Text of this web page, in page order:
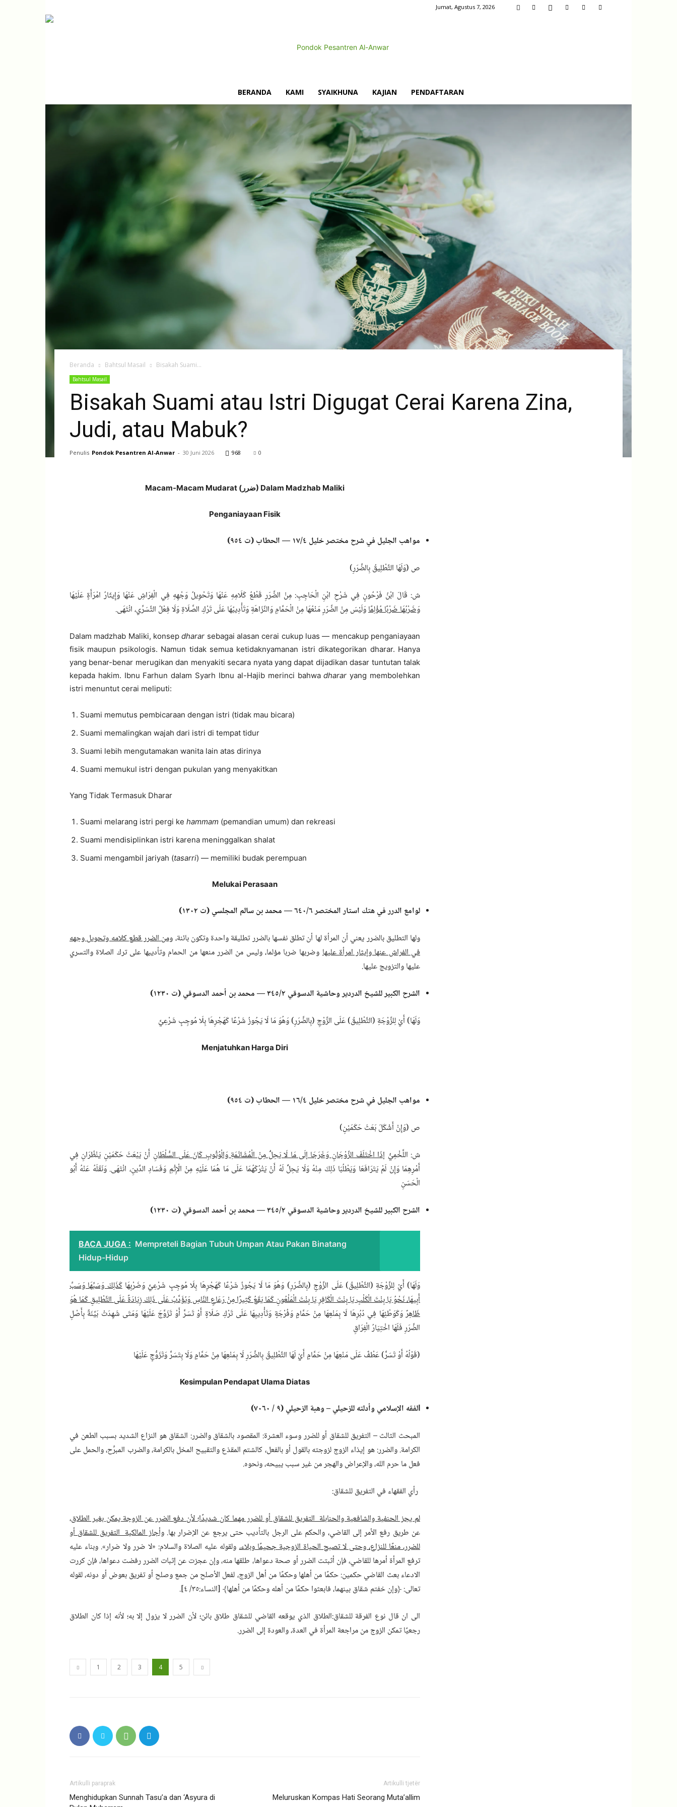
Jumat, Agustus 7, 2026
Pondok
Pesantren
Al-
Anwar
BERANDA KAMI SYAIKHUNA KAJIAN PENDAFTARAN
Beranda Bahtsul Masail Bisakah Suami...
Bahtsul Masail
Bisakah Suami atau Istri Digugat Cerai Karena Zina,
Judi, atau Mabuk?
Penulis Pondok Pesantren Al-Anwar - 30 Juni 2026 968 0
Macam-Macam Mudarat ( ضرر) Dalam Madzhab Maliki
Penganiayaan Fisik
مواهب الجليل في شرح مختصر خليل ٤/‏١٧ — الحطاب (ت ٩٥٤)
ص (وَلَهَا التَّطْلِيقُ بِالضَّرَرِ)
ش: قَالَ ابْنُ فَرْحُونٍ فِي شَرْحِ ابْنِ الْحَاجِبِ: مِنْ الضَّرَرِ قَطْعُ كَلَامِهِ عَنْهَا وَتَحْوِيلُ وَجْهِهِ فِي الْفِرَاشِ عَنْهَا وَإِيثَارُ امْرَأَةٍ عَلَيْهَا
وَضَرْبُهَا ضَرْبًا مُؤْلِمًاوَلَيْسَ مِنْ الضَّرَرِ مَنْعُهَا مِنْ الْحَمَّامِ وَالنَّزَاهَةِ وَتَأْدِيبُهَا عَلَى تَرْكِ الصَّلَاةِ وَلَا فِعْلُ التَّسَرِّي، انْتَهَى.
Dalam madzhab Maliki, konsepdharar sebagai alasan cerai cukup luas — mencakup penganiayaan
fisik maupun psikologis. Namun tidak semua ketidaknyamanan istri dikategorikan dharar. Hanya
yang benar-benar merugikan dan menyakiti secara nyata yang dapat dijadikan dasar tuntutan talak
kepada hakim. Ibnu Farhun dalam Syarh Ibnu al-Hajib merinci bahwadharar yang membolehkan
istri menuntut cerai meliputi:
Suami memutus pembicaraan dengan istri (tidak mau bicara)
Suami memalingkan wajah dari istri di tempat tidur
Suami lebih mengutamakan wanita lain atas dirinya
Suami memukul istri dengan pukulan yang menyakitkan
Yang Tidak Termasuk Dharar
Suami melarang istri pergi ke hammam (pemandian umum) dan rekreasi
Suami mendisiplinkan istri karena meninggalkan shalat
Suami mengambil jariyah (tasarri) — memiliki budak perempuan
Melukai Perasaan
لوامع الدرر في هتك استار المختصر ٦/‏٦٤٠ — محمد بن سالم المجلسي (ت ١٣٠٢)
ولها التطليق بالضرر يعني أن المرأة لها أن تطلق نفسها بالضرر تطليقة واحدة وتكون بائنة،ومن الضرر قطع كلامه وتحويل وجهه
في الفراش عنها وإيثار امرأة عليهاوضربها ضربا مؤلما، وليس من الضرر منعها من الحمام وتأديبها على ترك الصلاة والتسري
عليها والتزويج عليها.
الشرح الكبير للشيخ الدردير وحاشية الدسوقي ٢/‏٣٤٥ — محمد بن أحمد الدسوقي (ت ١٢٣٠)
وَلَهَا) أَيْ لِلزَّوْجَةِ (التَّطْلِيقُ) عَلَى الزَّوْجِ (بِالضَّرَرِ) وَهُوَ مَا لَا يَجُوزُ شَرْعًا كَهَجْرِهَا بِلَا مُوجِبٍ شَرْعِيٍّ
Menjatuhkan Harga Diri
مواهب الجليل في شرح مختصر خليل ٤/‏١٦ — الحطاب (ت ٩٥٤)
ص (وَإِنْ أَشْكَلَ بَعَثَ حَكَمَيْنِ)
ش: اللَّخْمِيُّ إذَا اخْتَلَفَ الزَّوْجَانِ وَخَرَجَا إلَى مَا لَا يَحِلُّ مِنْ الْمُشَاتَمَةِ وَالْوُثُوبِ كَانَ عَلَى السُّلْطَانِ أَنْ يَبْعَثَ حَكَمَيْنِ يَنْظُرَانِ فِي
أَمْرِهِمَا وَإِنْ لَمْ يَتَرَافَعَا وَيَطْلُبَا ذَلِكَ مِنْهُ وَلَا يَحِلُّ لَهُ أَنْ يَتْرُكَهُمَا عَلَى مَا هُمَا عَلَيْهِ مِنْ الْإِثْمِ وَفَسَادِ الدِّينِ، انْتَهَى. وَنَقَلَهُ عَنْهُ أَبُو
الْحَسَنِ
الشرح الكبير للشيخ الدردير وحاشية الدسوقي ٢/‏٣٤٥ — محمد بن أحمد الدسوقي (ت ١٢٣٠)
BACA JUGA : Mempreteli Bagian Tubuh Umpan Atau Pakan Binatang
Hidup-Hidup
وَلَهَا) أَيْ لِلزَّوْجَةِ (التَّطْلِيقُ) عَلَى الزَّوْجِ (بِالضَّرَرِ) وَهُوَ مَا لَا يَجُوزُ شَرْعًا كَهَجْرِهَا بِلَا مُوجِبٍ شَرْعِيٍّ وَضَرْبِهَاكَذَلِكَ وَسَبِّهَا وَسَبِّ
أَبِيهَا، نَحْوُ يَا بِنْتَ الْكَلْبِ يَا بِنْتَ الْكَافِرِ يَا بِنْتَ الْمَلْعُونِ كَمَا يَقَعُ كَثِيرًا مِنْ رَعَاعِ النَّاسِ وَيُؤَدَّبُ عَلَى ذَلِكَ زِيَادَةً عَلَى التَّطْلِيقِ كَمَا هُوَ
ظَاهِرٌوَكَوَطْئِهَا فِي دُبُرِهَا لَا بِمَنْعِهَا مِنْ حَمَّامٍ وَفُرْجَةٍ وَتَأْدِيبِهَا عَلَى تَرْكِ صَلَاةٍ أَوْ تَسَرٍّ أَوْ تَزَوَّجَ عَلَيْهَا وَمَتَى شَهِدَتْ بَيِّنَةٌ بِأَصْلِ
الضَّرَرِ فَلَهَا اخْتِيَارُ الْفِرَاقِ
(قَوْلُهُ أَوْ تَسَرٍّ) عَطْفٌ عَلَى مَنْعِهَا مِنْ حَمَّامٍ أَيْ لَهَا التَّطْلِيقُ بِالضَّرَرِ لَا بِمَنْعِهَا مِنْ حَمَّامٍ وَلَا بِتَسَرٍّ وَتَزَوُّجٍ عَلَيْهَا
Kesimpulan Pendapat Ulama Diatas
لفقه الإسلامي وأدلته للزحيلي – وهبة الزحيلي (٩ ‏/ ٧٠٦٠)
المبحث الثالث – التفريق للشقاق أو للضرر وسوء العشرة: المقصود بالشقاق والضرر: الشقاق هو النزاع الشديد بسبب الطعن في
الكرامة. والضرر: هو إيذاء الزوج لزوجته بالقول أو بالفعل، كالشتم المقذع والتقبيح المخل بالكرامة، والضرب المبرِّح، والحمل على
فعل ما حرم الله، والإعراض والهجر من غير سبب يبيحه، ونحوه.
رأي الفقهاء في التفريق للشقاق:
لم يجز الحنفية والشافعية والحنابلة التفريق للشقاق أو للضرر مهما كان شديدًا؛ لأن دفع الضرر عن الزوجة يمكن بغير الطلاق،
عن طريق رفع الأمر إلى القاضي، والحكم على الرجل بالتأديب حتى يرجع عن الإضرار بها.وأجاز المالكية التفريق للشقاق أو
للضرر، منعًا للنزاع، وحتى لا تصبح الحياة الزوجية جحيمًا وبلاء،ولقوله عليه الصلاة والسلام: «لا ضرر ولا ضرار». وبناء عليه
ترفع المرأة أمرها للقاضي، فإن أثبتت الضرر أو صحة دعواها، طلقها منه، وإن عجزت عن إثبات الضرر رفضت دعواها، فإن كررت
الادعاء بعث القاضي حكمين: حكمًا من أهلها وحكمًا من أهل الزوج، لفعل الأصلح من جمع وصلح أو تفريق بعوض أو دونه، لقوله
تعالى: ﴿وإن خفتم شقاق بينهما، فابعثوا حكمًا من أهله وحكمًا من أهلها﴾ [النساء:٣٥/ ٤].
الى ان قال نوع الفرقة للشقاق:الطلاق الذي يوقعه القاضي للشقاق طلاق بائن؛ لأن الضرر لا يزول إلا به؛ لأنه إذا كان الطلاق
رجعيًا تمكن الزوج من مراجعة المرأة في العدة، والعودة إلى الضرر.
1 2 3 4 5
Artikulli paraprak
Menghidupkan Sunnah Tasu’a dan ‘Asyura di
Artikulli tjetër
Meluruskan Kompas Hati Seorang Muta’allim